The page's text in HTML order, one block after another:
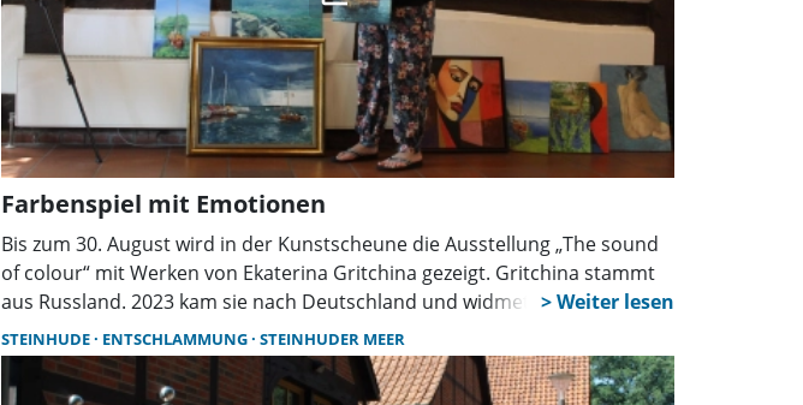
Farbenspiel mit Emotionen
Bis zum 30. August wird in der Kunstscheune die Ausstellung „The sound
of colour“ mit Werken von Ekaterina Gritchina gezeigt. Gritchina stammt
aus Russland. 2023 kam sie nach Deutschland und widmet sich seitdem
hauptberuflich der Malerei. In der Kunstscheune stellt sie zum ersten Mal
aus.
STEINHUDE ENTSCHLAMMUNG STEINHUDER MEER